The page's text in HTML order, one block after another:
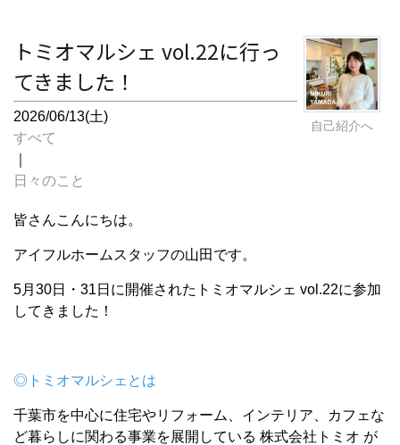
自己紹介へ
トミオマルシェ vol.22に行っ
てきました！
2026/06/13(土)
すべて
日々のこと
皆さんこんにちは。
アイフルホームスタッフの山田です。
5月30日・31日に開催されたトミオマルシェ vol.22に参加
してきました！
◎トミオマルシェとは
千葉市を中心に住宅やリフォーム、インテリア、カフェな
ど暮らしに関わる事業を展開している 株式会社トミオ が